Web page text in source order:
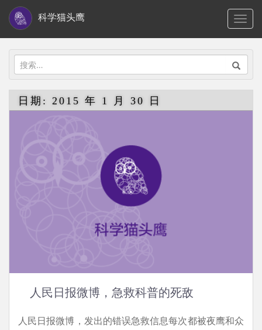
i
科学猫头鹰
搜
索：
日期: 2015 年 1 月 30 日
人民日报微博，急救科普的死敌
人民日报微博，发出的错误急救信息每次都被夜鹰和众